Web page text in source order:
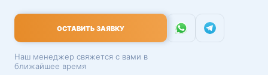
ОСТАВИТЬ ЗАЯВКУ
Наш менеджер свяжется с вами в
ближайшее время